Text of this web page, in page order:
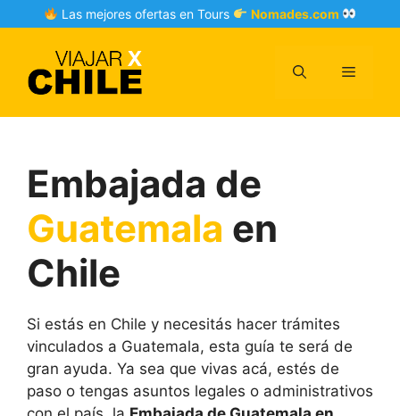
to
Las mejores ofertas en Tours Nomades.com
Menu
Embajada de
Guatemala en
Chile
Si estás en Chile y necesitás hacer trámites
vinculados a Guatemala, esta guía te será de
gran ayuda. Ya sea que vivas acá, estés de
paso o tengas asuntos legales o administrativos